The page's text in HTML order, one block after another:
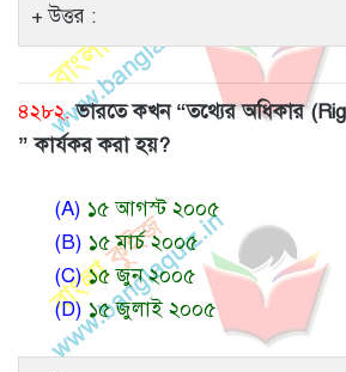
উত্তর :
৪২৮২. ভারতে কখন “তথ্যের অধিকার
” কার্যকর করা হয়?
(A) ১৫ আগস্ট ২০০৫
(B) ১৫ মার্চ ২০০৫
(C)১৫ জুন ২০০৫
(D) ১৫ জুলাই ২০০৫